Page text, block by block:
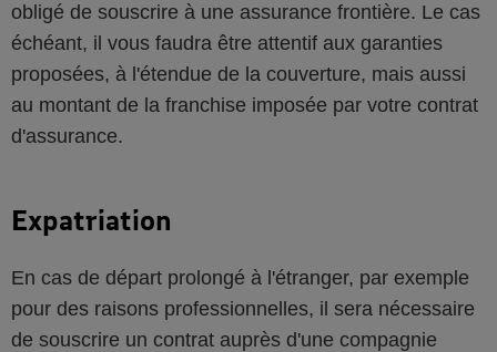
obligé de souscrire à une assurance frontière. Le cas
échéant, il vous faudra être attentif aux garanties
proposées, à l'étendue de la couverture, mais aussi
au montant de la franchise imposée par votre contrat
d'assurance.
Expatriation
En cas de départ prolongé à l'étranger, par exemple
pour des raisons professionnelles, il sera nécessaire
de souscrire un contrat auprès d'une compagnie